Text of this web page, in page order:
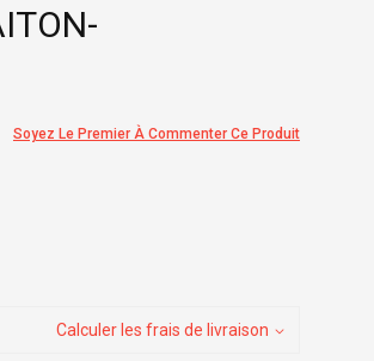
Soyez Le Premier À Commenter Ce Produit
Calculer les frais de livraison